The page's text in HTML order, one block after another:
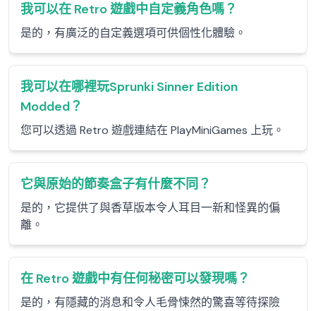
我可以在 Retro 遊戲中自定義角色嗎？
是的，有廣泛的自定義選項可供個性化體驗。
我可以在哪裡玩Sprunki Sinner Edition
Modded？
您可以透過 Retro 遊戲連結在 PlayMiniGames 上玩。
它與原始的節奏盒子有什麼不同？
是的，它提供了與香草版本令人耳目一新和怪異的偏
離。
在 Retro 遊戲中有任何秘密可以發現嗎？
是的，有隱藏的消息和令人毛骨悚然的驚喜等待探險